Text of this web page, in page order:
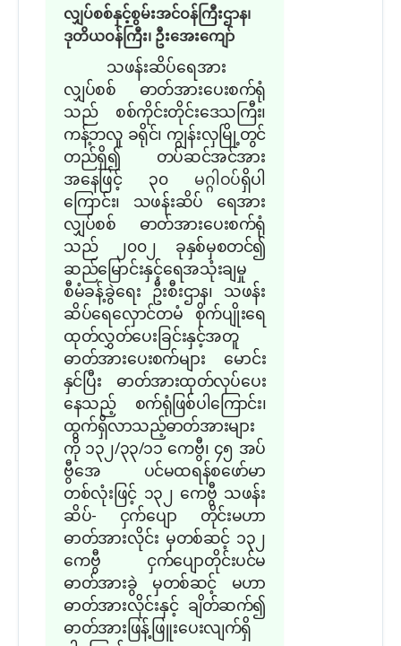
လျှပ်စစ်နှင့်စွမ်းအင်ဝန်ကြီးဌာန၊
ဒုတိယဝန်ကြီး၊ ဦးအေးကျော်
သဖန်းဆိပ်ရေအား
လျှပ်စစ် ဓာတ်အားပေးစက်ရုံ
သည် စစ်ကိုင်းတိုင်းဒေသကြီး၊
ကန့်ဘလူ ခရိုင်၊ ကျွန်းလှမြို့တွင်
တည်ရှိ၍ တပ်ဆင်အင်အား
အနေဖြင့် ၃၀ မဂ္ဂါဝပ်ရှိပါ
ကြောင်း၊ သဖန်းဆိပ် ရေအား
လျှပ်စစ် ဓာတ်အားပေးစက်ရုံ
သည် ၂၀၀၂ ခုနှစ်မှစတင်၍
ဆည်မြောင်းနှင့်ရေအသုံးချမှု
စီမံခန့်ခွဲရေး ဦးစီးဌာန၊ သဖန်း
ဆိပ်ရေလှောင်တမံ စိုက်ပျိုးရေ
ထုတ်လွှတ်ပေးခြင်းနှင့်အတူ
ဓာတ်အား‌ပေးစက်များ မောင်း
နှင်ပြီး ဓာတ်အားထုတ်လုပ်ပေး
နေသည့် စက်ရုံဖြစ်ပါကြောင်း၊
ထွက်ရှိလာသည့်ဓာတ်အားများ
ကို ၁၃၂/၃၃/၁၁ ကေဗွီ၊ ၄၅ အပ်
ဗွီအေ ပင်မထရန်စဖော်မာ
တစ်လုံးဖြင့် ၁၃၂ ကေဗွီ သဖန်း
ဆိပ်- ငှက်ပျော တိုင်းမဟာ
ဓာတ်အားလိုင်း မှတစ်ဆင့် ၁၃၂
ကေဗွီ ငှက်ပျောတိုင်းပင်မ
ဓာတ်အားခွဲ မှတစ်ဆင့် မဟာ
ဓာတ်အားလိုင်းနှင့် ချိတ်ဆက်၍
ဓာတ်အားဖြန့်ဖြူးပေးလျက်ရှိ